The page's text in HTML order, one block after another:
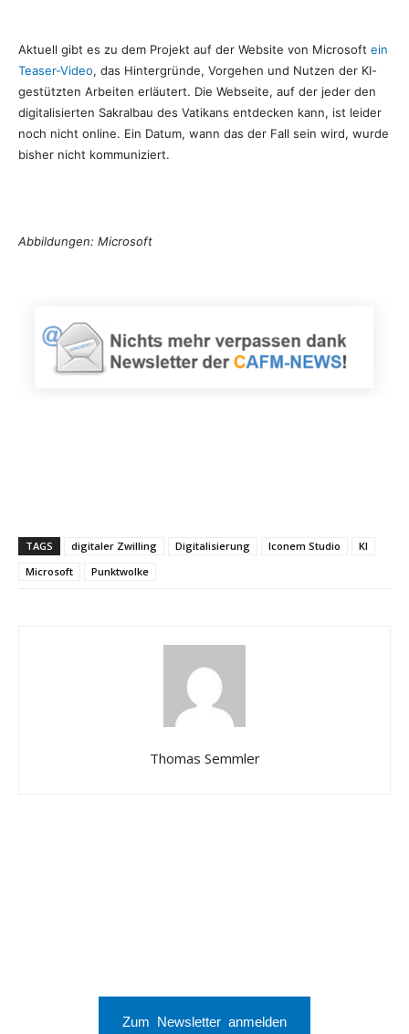
Aktuell gibt es zu dem Projekt auf der Website von Microsoft ein
Teaser-Video, das Hintergründe, Vorgehen und Nutzen der KI-
gestützten Arbeiten erläutert. Die Webseite, auf der jeder den
digitalisierten Sakralbau des Vatikans entdecken kann, ist leider
noch nicht online. Ein Datum, wann das der Fall sein wird, wurde
bisher nicht kommuniziert.
Abbildungen: Microsoft
TAGS digitaler Zwilling Digitalisierung Iconem Studio
KI
Microsoft
Punktwolke
Thomas Semmler
Zum Newsletter anmelden